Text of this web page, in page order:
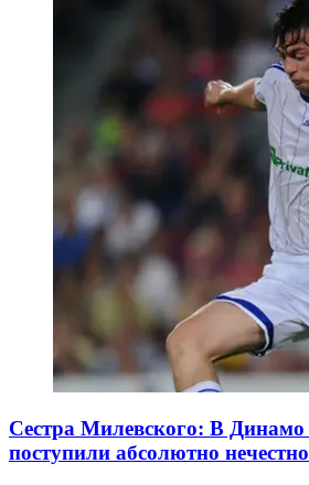
Сестра Милевского: В
поступили абсолютно нечестно